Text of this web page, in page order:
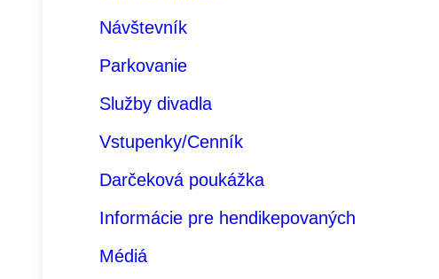
Návštevník
Parkovanie
Služby divadla
Vstupenky/Cenník
Darčeková poukážka
Informácie pre hendikepovaných
Médiá